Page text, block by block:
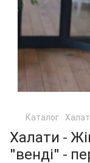
Каталог
Халати -
"венді" -